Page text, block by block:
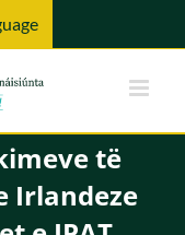
të
Irlandeze